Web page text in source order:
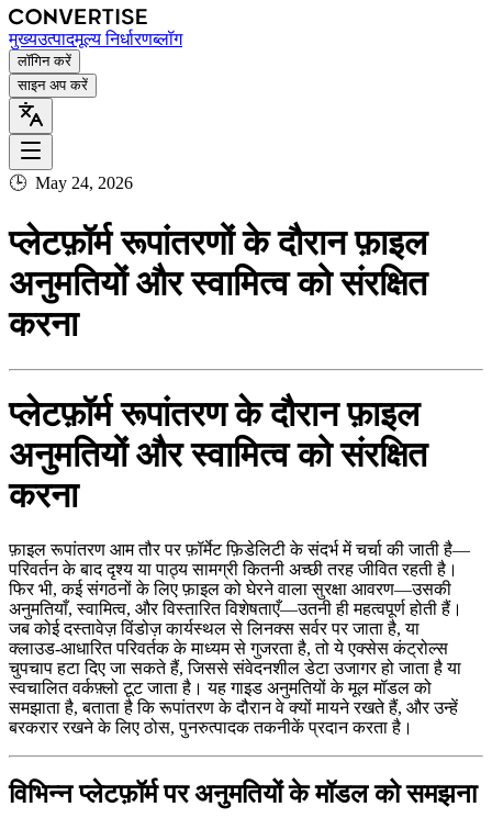
मुख्यउत्पादमूल्य निर्धारणब्लॉग
लॉगिन करें
साइन अप करें
🕒 May 24, 2026
प्लेटफ़ॉर्म रूपांतरणों के दौरान फ़ाइल
अनुमतियों और स्वामित्व को संरक्षित
करना
प्लेटफ़ॉर्म रूपांतरण के दौरान फ़ाइल
अनुमतियों और स्वामित्व को संरक्षित
करना
फ़ाइल रूपांतरण आम तौर पर फ़ॉर्मेट फ़िडेलिटी के संदर्भ में चर्चा की जाती है—
परिवर्तन के बाद दृश्य या पाठ्य सामग्री कितनी अच्छी तरह जीवित रहती है।
फिर भी, कई संगठनों के लिए फ़ाइल को घेरने वाला सुरक्षा आवरण—उसकी
अनुमतियाँ, स्वामित्व, और विस्तारित विशेषताएँ—उतनी ही महत्वपूर्ण होती हैं।
जब कोई दस्तावेज़ विंडोज़ कार्यस्थल से लिनक्स सर्वर पर जाता है, या
क्लाउड‑आधारित परिवर्तक के माध्यम से गुजरता है, तो ये एक्सेस कंट्रोल्स
चुपचाप हटा दिए जा सकते हैं, जिससे संवेदनशील डेटा उजागर हो जाता है या
स्वचालित वर्कफ़्लो टूट जाता है। यह गाइड अनुमतियों के मूल मॉडल को
समझाता है, बताता है कि रूपांतरण के दौरान वे क्यों मायने रखते हैं, और उन्हें
बरकरार रखने के लिए ठोस, पुनरुत्पादक तकनीकें प्रदान करता है।
विभिन्न प्लेटफ़ॉर्म पर अनुमतियों के मॉडल को समझना